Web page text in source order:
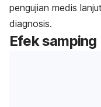
pengujian medis
diagnosis.
Efek samping